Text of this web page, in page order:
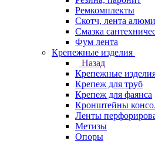
Ремкомплекты
Скотч, лента
Смазка
Фум лента
Крепежные изделия
Назад
Крепежные
Крепеж для труб
Крепеж для фаянса
Кронштейны
Ленты
Метизы
Опоры